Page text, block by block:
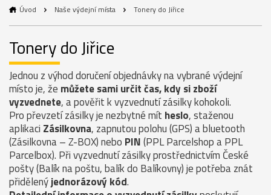
Úvod Naše výdejní místa Tonery do Jiřice
Tonery do Jiřice
Jednou z výhod doručení objednávky na vybrané výdejní
místo je, že můžete sami určit čas, kdy si zboží
vyzvednete, a pověřit k vyzvednutí zásilky kohokoli.
Pro převzetí zásilky je nezbytné mít heslo, staženou
aplikaci Zásilkovna, zapnutou polohu (GPS) a bluetooth
(Zásilkovna – Z-BOX) nebo PIN(PPL Parcelshop a PPL
Parcelbox). Při vyzvednutí zásilky prostřednictvím České
pošty (Balík na poštu, balík do Balíkovny) je potřeba znát
přidělenýjednorázový kód.